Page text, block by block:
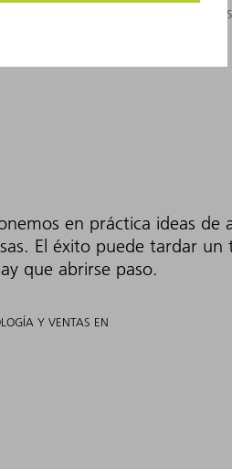
al láser cladding, desde el
en práctica ideas de
El éxito puede tardar un
que abrirse paso.
Y VENTAS EN